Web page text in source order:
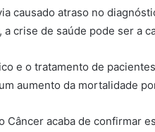
causado atraso no
crise de saúde pode ser a
e o tratamento de
aumento da mortalidade
acaba de confirmar